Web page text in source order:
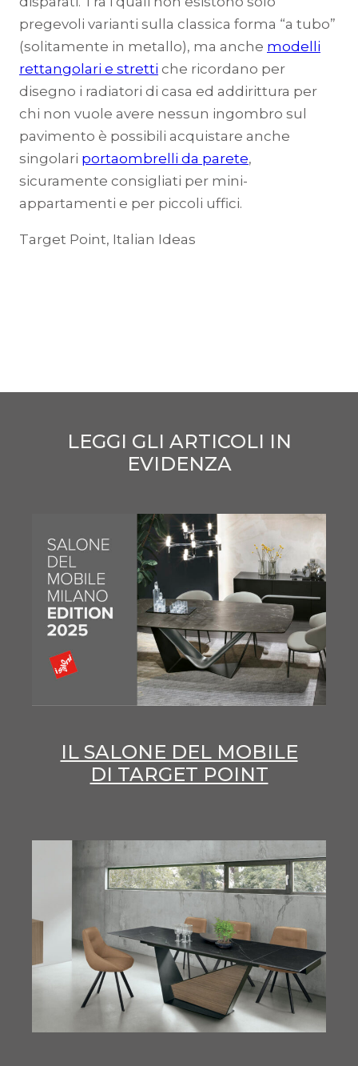
pregevoli varianti sulla classica forma “a tubo”
(solitamente in metallo), ma anche modelli
rettangolari e stretti che ricordano per
disegno i radiatori di casa ed addirittura per
chi non vuole avere nessun ingombro sul
pavimento è possibili acquistare anche
singolari portaombrelli da parete,
sicuramente consigliati per mini-
appartamenti e per piccoli uffici.
Target Point, Italian Ideas
LEGGI GLI ARTICOLI IN
EVIDENZA
IL SALONE DEL MOBILE
DI TARGET POINT